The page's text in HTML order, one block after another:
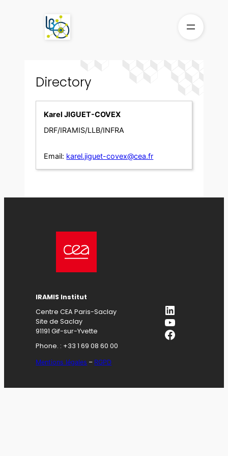
Directory
Karel JIGUET-COVEX
DRF/IRAMIS/LLB/INFRA
Email: karel.jiguet-covex@cea.fr
IRAMIS Institut
Centre CEA Paris-Saclay
Site de Saclay
91191 Gif-sur-Yvette
Phone. : +33 1 69 08 60 00
Mentions légales – RGPD
LinkedIn
YouTube
Facebook